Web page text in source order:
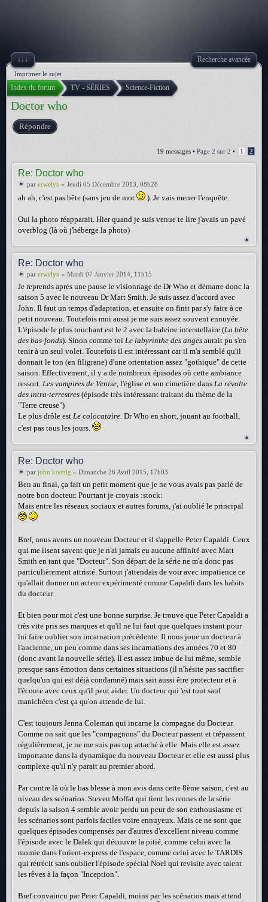
↓↓↓ Recherche avancée
Imprimer le sujet
Index du forum TV - SÉRIES Science-Fiction
Doctor who
Répondre
19 messages • Page 2 sur 2 • 1 2
Re: Doctor who
par erwelyn » Jeudi 05 Décembre 2013, 08h28
ah ah, c'est pas bête (sans jeu de mot ). Je vais mener l'enquête.
Oui la photo réapparait. Hier quand je suis venue te lire j'avais un pavé
overblog (là où j'héberge la photo)
Re: Doctor who
par erwelyn » Mardi 07 Janvier 2014, 11h15
Je reprends après une pause le visionnage de Dr Who et démarre donc la
saison 5 avec le nouveau Dr Matt Smith. Je suis assez d'accord avec
John. Il faut un temps d'adaptation, et ensuite on finit par s'y faire à ce
petit nouveau. Toutefois moi aussi je me suis assez souvent ennuyée.
L'épisode le plus touchant est le 2 avec la baleine interstellaire (La bête
des bas-fonds). Sinon comme toi Le labyrinthe des anges aurait pu s'en
tenir à un seul volet. Toutefois il est intéressant car il m'a semblé qu'il
donnait le ton (en filigrane) d'une orientation assez "gothique" de cette
saison. Effectivement, il y a de nombreux épisodes où cette ambiance
ressort. Les vampires de Venise, l'église et son cimetière dans La révolte
des intra-terrestres (épisode très intéressant traitant du thème de la
"Terre creuse")
Le plus drôle est Le colocataire. Dr Who en short, jouant au football,
c'est pas tous les jours.
Re: Doctor who
par john.koenig » Dimanche 26 Avril 2015, 17h03
Ben au final, ça fait un petit moment que je ne vous avais pas parlé de
notre bon docteur. Pourtant je croyais :stock:
Mais entre les réseaux sociaux et autres forums, j'ai oublié le principal
Bref, nous avons un nouveau Docteur et il s'appelle Peter Capaldi. Ceux
qui me lisent savent que je n'ai jamais eu aucune affinité avec Matt
Smith en tant que "Docteur". Son départ de la série ne m'a donc pas
particulièrement attristé. Surtout j'attendais de voir avec impatience ce
qu'allait donner un acteur expérimenté comme Capaldi dans les habits
du docteur.
Et bien pour moi c'est une bonne surprise. Je trouve que Peter Capaldi a
très vite pris ses marques et qu'il ne lui faut que quelques instant pour
lui faire oublier son incarnation précédente. Il nous joue un docteur à
l'ancienne, un peu comme dans ses incarnations des années 70 et 80
(donc avant la nouvelle série). Il est assez imbue de lui même, semble
presque sans émotion dans certaines situations (il n'hésite pas sacrifier
quelqu'un qui est déjà condamné) mais sait aussi être protecteur et à
l'écoute avec ceux qu'il peut aider. Un docteur qui 'est tout sauf
manichéen c'est ça qu'on attende de lui.
C'est toujours Jenna Coleman qui incarne la compagne du Docteur.
Comme on sait que les "compagnons" du Docteur passent et trépassent
régulièrement, je ne me suis pas top attaché à elle. Mais elle est assez
importante dans la dynamique du nouveau Docteur et elle est aussi plus
complexe qu'il n'y parait au premier abord.
Par contre là où le bas blesse à mon avis dans cette 8ème saison, c'est au
niveau des scénarios. Steven Moffat qui tient les rennes de la série
depuis la saison 4 semble avoir perdu un peur de son enthousiasme et
les scénarios sont parfois faciles voire ennuyeux. Mais ce ne sont que
quelques épisodes compensés par d'autres d'excellent niveau comme
l'épisode avec le Dalek qui découvre la pitié, comme celui avec la
momie dans l'orient-express de l'espace, comme celui avec le TARDIS
qui rétrécit sans oublier l'épisode spécial Noel qui revisite avec talent
les rêves à la façon "Inception".
Bref convaincu par Peter Capaldi, moins par les scénarios mais attend